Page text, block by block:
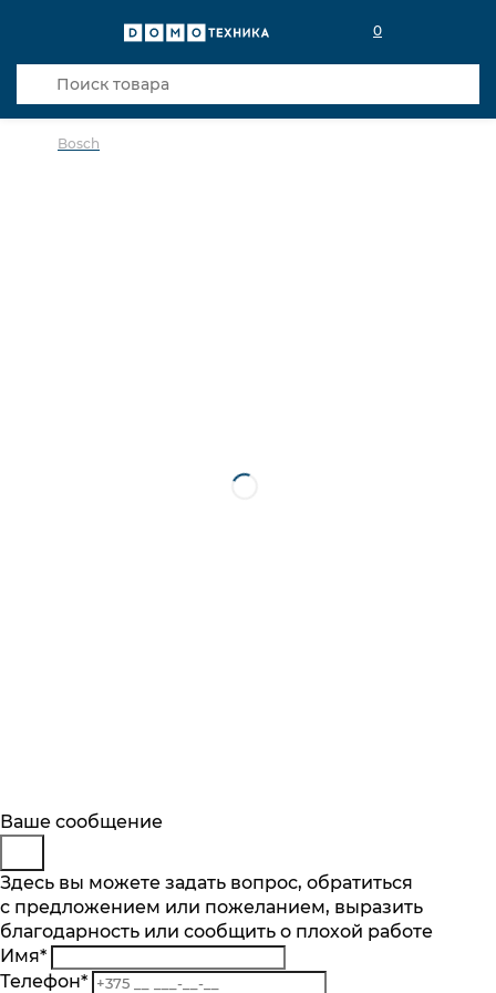
0
Bosch
Описание
Отзывы
Основные характеристики
Мощность, Вт
1050
Вместимость тостов, шт
Будьте в курсе
Подпишитесь на последние обновления
и узнавайте о новинках и специальных
предложениях первыми
Подписаться
Заказ обратного звонка
Представьтесь
Телефон*
Комментарий
Ваше сообщение
Здесь вы можете задать вопрос, обратиться
с предложением или пожеланием, выразить
благодарность или сообщить о плохой работе
Имя*
Телефон*